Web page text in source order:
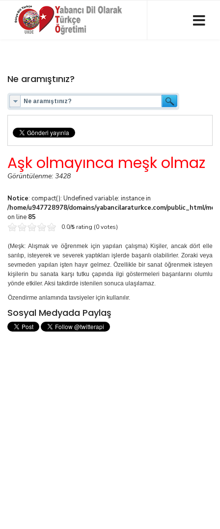
Ne aramıştınız?
Aşk olmayınca meşk olmaz
Görüntülenme: 3428
Notice: compact(): Undefined variable: instance in
/home/u947728978/domains/yabancilaraturkce.com/public_html/
on line 85
0.0/5 rating (0 votes)
(Meşk: Alışmak ve öğrenmek için yapılan çalışma) Kişiler, ancak dört elle
sarılıp, isteyerek ve severek yaptıkları işlerde başarılı olabilirler. Zoraki veya
sev­meden yapılan işten hayır gelmez. Özellikle bir sanat öğrenmek isteyen
kişilerin bu sanata karşı tutku çapın­da ilgi göstermeleri başarılarını olumlu
yönde etkiler. Aksi takdirde istenilen sonuca ulaşılamaz.
Özendirme anlamında tavsiyeler için kullanılır.
Sosyal Medyada Paylaş